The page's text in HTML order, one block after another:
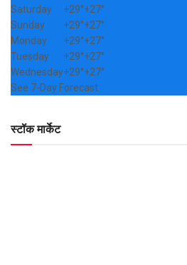
Saturday
+29°+27°
Sunday
+29°+27°
Monday
+29°+27°
Tuesday
+29°+27°
Wednesday+29°+27°
See 7-Day Forecast
स्टॉक मार्केट